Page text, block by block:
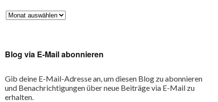
Blog via E-Mail abonnieren
Gib deine E-Mail-Adresse an, um diesen Blog zu abonnieren
und Benachrichtigungen über neue Beiträge via E-Mail zu
erhalten.